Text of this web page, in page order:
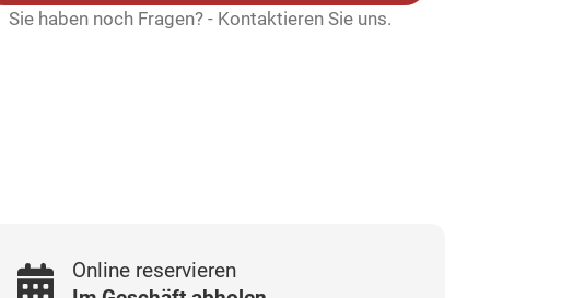
Sie haben noch Fragen? - Kontaktieren Sie uns.
Online reservieren